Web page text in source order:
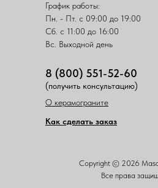
Copyright © 2026
Все права
График работы:
Пн. - Пт. с 09:00 до 19:00
Сб. с 11:00 до 16:00
Вс. Выходной день
8 (800) 551-52-60
(получить консультацию)
О керамограните
Как сделать заказ